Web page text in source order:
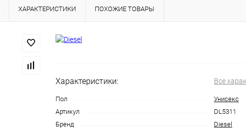
ХАРАКТЕРИСТИКИ ПОХОЖИЕ ТОВАРЫ
Характеристики: Все
Пол
Унисекс
Артикул
DL5311
Бренд
Diesel